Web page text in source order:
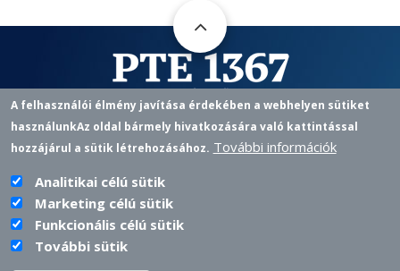
Pedagógusképző Központ
7622 PÉCS, VASVÁRI P. U. 4.
A felhasználói élmény javítása érdekében a webhelyen sütiket
használunkAz oldal bármely hivatkozására való kattintással
hozzájárul a sütik létrehozásához. További információk
Analitikai célú sütik
Marketing célú sütik
Funkcionális célú sütik
További sütik